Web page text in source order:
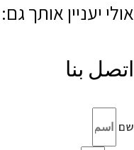
אולי יעניין אותך גם:
اتصل بنا
שם